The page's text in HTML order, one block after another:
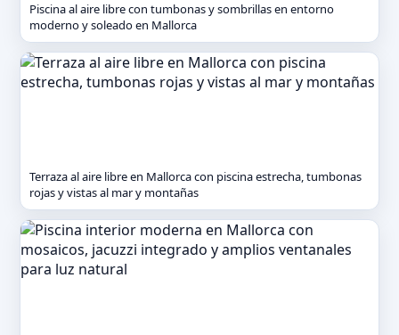
Piscina al aire libre con tumbonas y sombrillas en entorno
moderno y soleado en Mallorca
Terraza al aire libre en Mallorca con piscina estrecha, tumbonas
rojas y vistas al mar y montañas